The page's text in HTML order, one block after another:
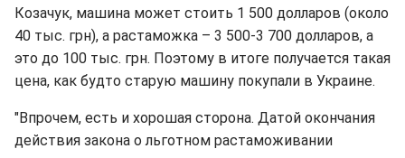
Козачук, машина может стоить 1 500 долларов (около
40 тыс. грн), а растаможка – 3 500-3 700 долларов, а
это до 100 тыс. грн. Поэтому в итоге получается такая
цена, как будто старую машину покупали в Украине.
"Впрочем, есть и хорошая сторона. Датой окончания
действия закона о льготном растаможивании